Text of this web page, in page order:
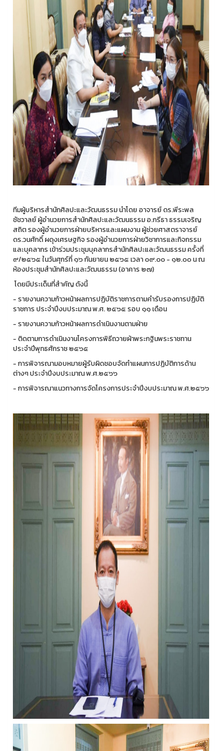
ทีมผู้บริหารสำนักศิลปะและวัฒนธรรม นำโดย อาจารย์ ดร.พีระพล
ชัชวาลย์ ผู้อำนวยการสำนักศิลปะและวัฒนธรรม อ.กรีธา ธรรมเจริญ
สถิต รองผู้อำนวยการฝ่ายบริหารและแผนงาน ผู้ช่วยศาสตราจารย์
ดร.วนศักดิ์ ผดุงเศรษฐกิจ รองผู้อำนวยการฝ่ายวิชาการและกิจกรรม
และบุคลากร เข้าร่วมประชุมบุคลากรสำนักศิลปะและวัฒนธรรม ครั้งที่
๙/๒๕๖๕ ในวันศุกร์ที่ ๑๖ กันยายน ๒๕๖๕ เวลา ๐๙.๐๐ - ๑๒.๐๐ น ณ
ห้องประชุมสำนักศิลปะและวัฒนธรรม (อาคาร ๒๗)
โดยมีประเด็นที่สำคัญ ดังนี้
- รายงานความก้าวหน้าผลการปฏิบัติราชการตามคำรับรองการปฏิบัติ
ราชการ ประจำปีงบประมาณ พ.ศ. ๒๕๖๕ รอบ ๑๑ เดือน
- รายงานความก้าวหน้าผลการดำเนินงานตามฝ่าย
- ติดตามการดำเนินงานโครงการพิธีถวายผ้าพระกฐินพระราชทาน
ประจำปีพุทธศักราช ๒๕๖๕
- การพิจารณามอบหมายผู้รับผิดชอบจัดทำแผนการปฏิบัติการด้าน
ต่างๆ ประจำปีงบประมาณ พ.ศ.๒๕๖๖
- การพิจารณาแนวทางการจัดโครงการประจำปีงบประมาณ พ.ศ.๒๕๖๖